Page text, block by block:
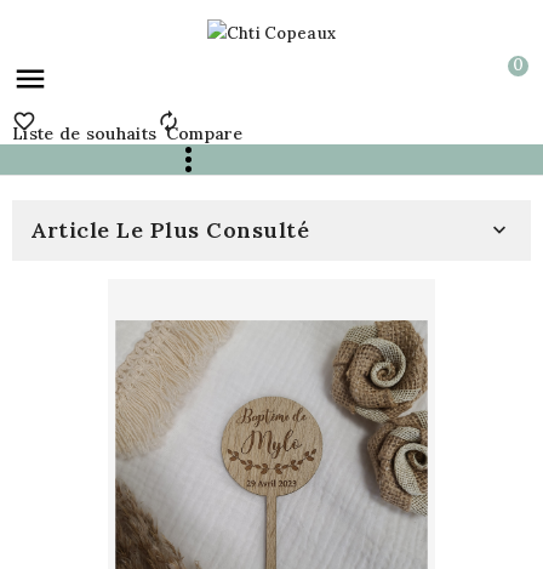
 0

Liste de souhaits
Compare
Article Le Plus Consulté 